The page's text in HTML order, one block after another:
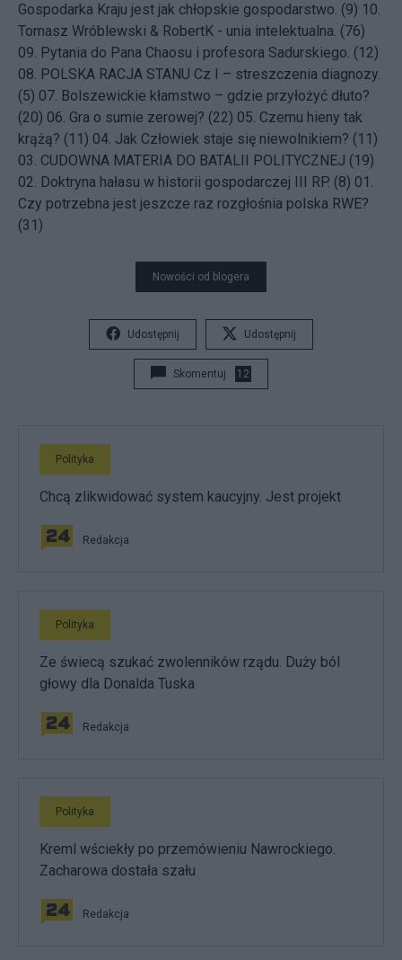
Gospodarka Kraju jest jak chłopskie gospodarstwo. (9) 10.
Tomasz Wróblewski & RobertK - unia intelektualna. (76)
09. Pytania do Pana Chaosu i profesora Sadurskiego. (12)
08. POLSKA RACJA STANU Cz I – streszczenia diagnozy.
(5) 07. Bolszewickie kłamstwo – gdzie przyłożyć dłuto?
(20) 06. Gra o sumie zerowej? (22) 05. Czemu hieny tak
krążą? (11) 04. Jak Człowiek staje się niewolnikiem? (11)
03. CUDOWNA MATERIA DO BATALII POLITYCZNEJ (19)
02. Doktryna hałasu w historii gospodarczej III RP. (8) 01.
Czy potrzebna jest jeszcze raz rozgłośnia polska RWE?
(31)
Nowości od blogera
Udostępnij Udostępnij
Skomentuj 12
Polityka
Chcą zlikwidować system kaucyjny. Jest projekt
Redakcja
Polityka
Ze świecą szukać zwolenników rządu. Duży ból
głowy dla Donalda Tuska
Redakcja
Polityka
Kreml wściekły po przemówieniu Nawrockiego.
Zacharowa dostała szału
Redakcja